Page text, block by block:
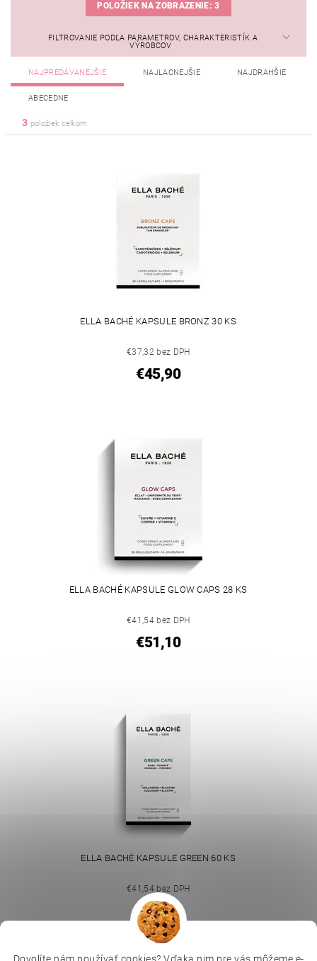
POLOŽIEK NA ZOBRAZENIE:3
FILTROVANIE PODĽA PARAMETROV, CHARAKTERISTÍK A
VÝROBCOV
NAJPREDÁVANEJŠIE NAJLACNEJŠIE NAJDRAHŠIE
ABECEDNE
3 položiek celkom
ELLA BACHÉ KAPSULE BRONZ 30 KS
€37,32 bez DPH
€45,90
ELLA BACHÉ KAPSULE GLOW CAPS 28 KS
€41,54 bez DPH
€51,10
ELLA BACHÉ KAPSULE GREEN 60 KS
€41,54 bez DPH
€51,10